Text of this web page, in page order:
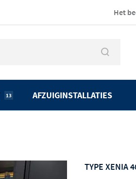
Het
13 AFZUIGINSTALLATIES
TYPE XENIA